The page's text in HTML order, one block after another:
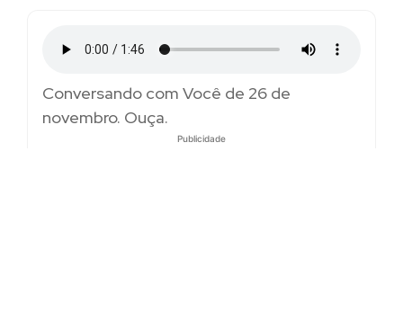
Conversando com Você de 26 de
novembro. Ouça.
Publicidade